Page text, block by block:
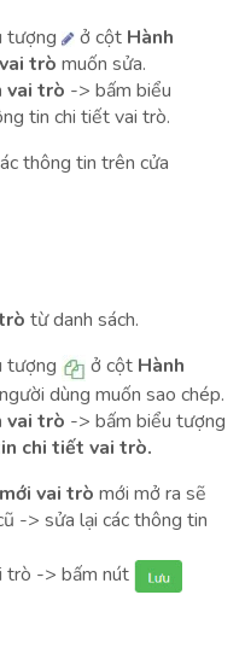
tượng ở cột Hành
vai trò muốn sửa.
vai trò -> bấm biểu
tin chi tiết vai trò.
thông tin trên cửa
từ danh sách.
tượng ở cột Hành
dùng muốn sao chép.
vai trò -> bấm biểu tượng
chi tiết vai trò.
vai trò mới mở ra sẽ
-> sửa lại các thông tin
trò -> bấm nút